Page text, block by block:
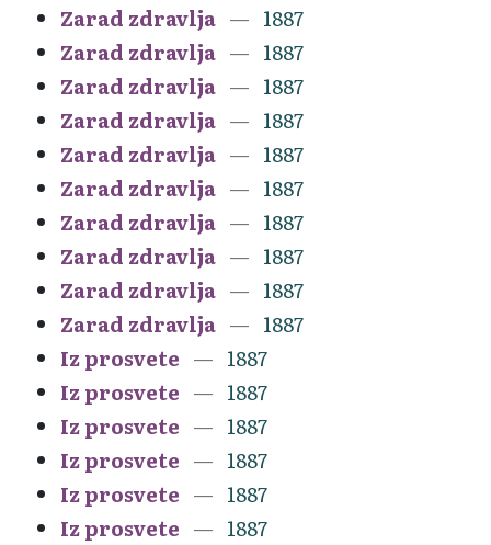
Zarad zdravlja
1887
Zarad zdravlja
1887
Zarad zdravlja
1887
Zarad zdravlja
1887
Zarad zdravlja
1887
Zarad zdravlja
1887
Zarad zdravlja
1887
Zarad zdravlja
1887
Zarad zdravlja
1887
Zarad zdravlja
1887
Iz prosvete
1887
Iz prosvete
1887
Iz prosvete
1887
Iz prosvete
1887
Iz prosvete
1887
Iz prosvete
1887